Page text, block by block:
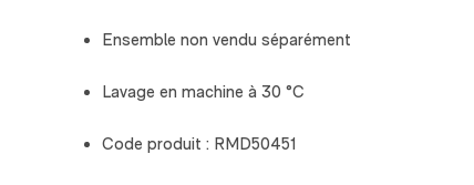
Ensemble non vendu séparément
Lavage en machine à 30 °C
Code produit : RMD50451